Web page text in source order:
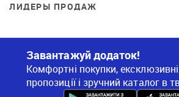
ЛИДЕРЫ ПРОДАЖ
Завантажуй додаток!
Комфортні покупки, ексклюзивні
пропозиції і зручний каталог в